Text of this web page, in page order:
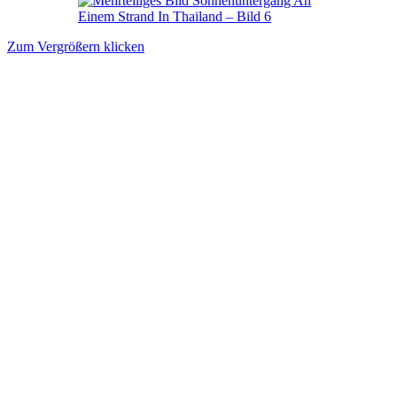
Zum Vergrößern klicken